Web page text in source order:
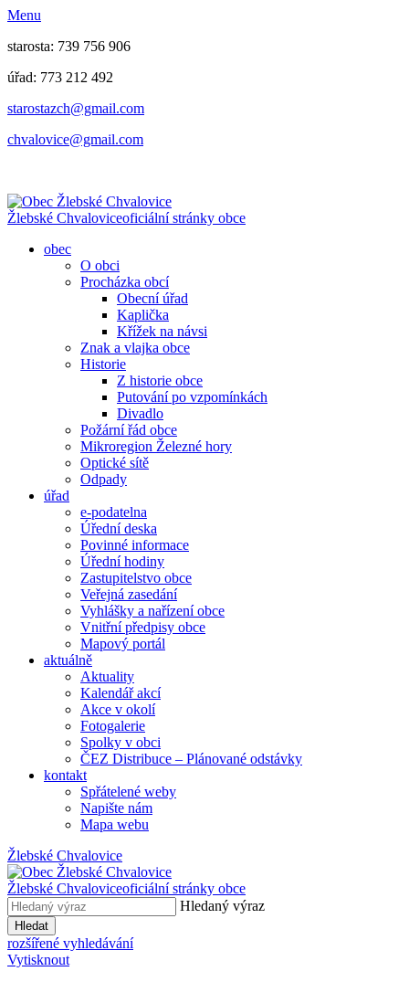
Menu
starosta: 739 756 906
úřad: 773 212 492
​​​​starostazch@gmail.com
​​​​chvalovice@gmail.com
Žlebské Chvaloviceoficiální stránky obce
obec
O obci
Procházka obcí
Obecní úřad
Kaplička
Křížek na návsi
Znak a vlajka obce
Historie
Z historie obce
Putování po vzpomínkách
Divadlo
Požární řád obce
Mikroregion Železné hory
Optické sítě
Odpady
úřad
e-podatelna
Úřední deska
Povinné informace
Úřední hodiny
Zastupitelstvo obce
Veřejná zasedání
Vyhlášky a nařízení obce
Vnitřní předpisy obce
Mapový portál
aktuálně
Aktuality
Kalendář akcí
Akce v okolí
Fotogalerie
Spolky v obci
ČEZ Distribuce – Plánované odstávky
kontakt
Spřátelené weby
Napište nám
Mapa webu
Žlebské Chvalovice
Žlebské Chvaloviceoficiální stránky obce
Hledaný výraz
Hledat
rozšířené vyhledávání
Vytisknout